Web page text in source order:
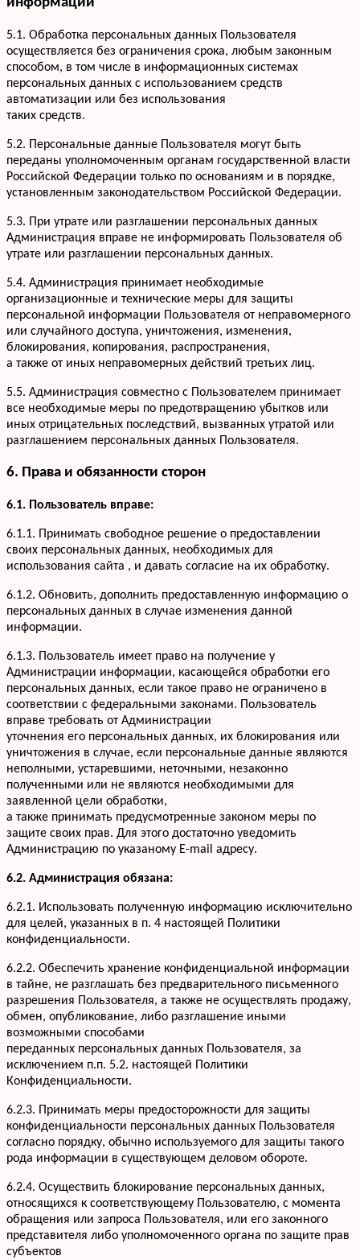
Мы онлайн, пишите
5.1. Обработка персональных данных Пользователя
осуществляется без ограничения срока, любым законным
способом, в том числе в информационных системах
персональных данных с использованием средств
автоматизации или без использования
таких средств.
5.2. Персональные данные Пользователя могут быть
переданы уполномоченным органам государственной власти
Российской Федерации только по основаниям и в порядке,
установленным законодательством Российской Федерации.
5.3. При утрате или разглашении персональных данных
Администрация вправе не информировать Пользователя об
утрате или разглашении персональных данных.
5.4. Администрация принимает необходимые
организационные и технические меры для защиты
персональной информации Пользователя от неправомерного
или случайного доступа, уничтожения, изменения,
блокирования, копирования, распространения,
а также от иных неправомерных действий третьих лиц.
5.5. Администрация совместно с Пользователем принимает
все необходимые меры по предотвращению убытков или
иных отрицательных последствий, вызванных утратой или
разглашением персональных данных Пользователя.
6. Права и обязанности сторон
6.1. Пользователь вправе:
6.1.1. Принимать свободное решение о предоставлении
своих персональных данных, необходимых для
использования сайта , и давать согласие на их обработку.
6.1.2. Обновить, дополнить предоставленную информацию о
персональных данных в случае изменения данной
информации.
6.1.3. Пользователь имеет право на получение у
Администрации информации, касающейся обработки его
персональных данных, если такое право не ограничено в
соответствии с федеральными законами. Пользователь
вправе требовать от Администрации
уточнения его персональных данных, их блокирования или
уничтожения в случае, если персональные данные являются
неполными, устаревшими, неточными, незаконно
полученными или не являются необходимыми для
заявленной цели обработки,
а также принимать предусмотренные законом меры по
защите своих прав. Для этого достаточно уведомить
Администрацию по указаному E-mail адресу.
6.2. Администрация обязана:
6.2.1. Использовать полученную информацию исключительно
для целей, указанных в п. 4 настоящей Политики
конфиденциальности.
6.2.2. Обеспечить хранение конфиденциальной информации
в тайне, не разглашать без предварительного письменного
разрешения Пользователя, а также не осуществлять продажу,
обмен, опубликование, либо разглашение иными
возможными способами
переданных персональных данных Пользователя, за
исключением п.п. 5.2. настоящей Политики
Конфиденциальности.
6.2.3. Принимать меры предосторожности для защиты
конфиденциальности персональных данных Пользователя
согласно порядку, обычно используемого для защиты такого
рода информации в существующем деловом обороте.
6.2.4. Осуществить блокирование персональных данных,
относящихся к соответствующему Пользователю, с момента
обращения или запроса Пользователя, или его законного
представителя либо уполномоченного органа по защите прав
субъектов